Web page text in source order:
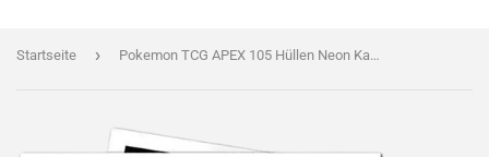
Startseite › Pokemon TCG APEX 105 Hüllen Neon Kanto Glurak Sleeves Kartenhüllen